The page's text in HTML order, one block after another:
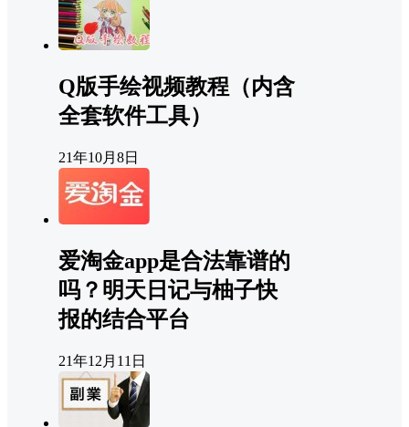
Q版手绘视频教程（内含
全套软件工具）
21年10月8日
爱淘金app是合法靠谱的
吗？明天日记与柚子快
报的结合平台
21年12月11日